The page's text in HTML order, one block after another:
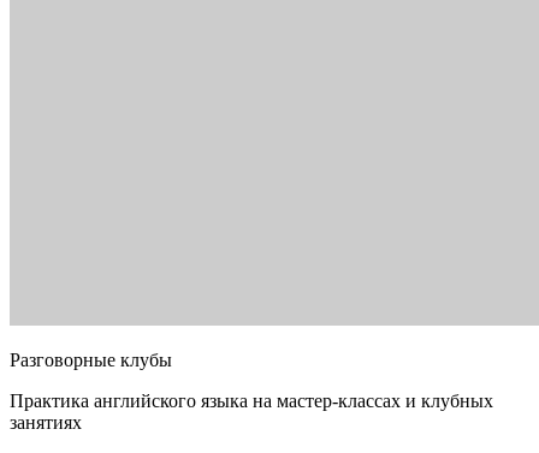
Разговорные клубы
Практика английского языка на мастер-классах и клубных
занятиях